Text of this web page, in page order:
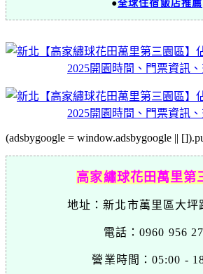
●全球住宿飯店推薦
(adsbygoogle = window.adsbygoogle ||
高家繡球花田萬里第
地址：新北市萬里區大坪
電話：0960 956
營業時間：05:00 -